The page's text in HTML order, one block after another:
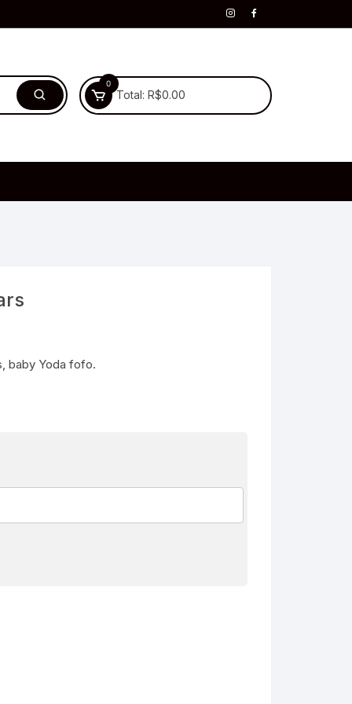
0
Total: R$0.00
baby Yoda fofo.